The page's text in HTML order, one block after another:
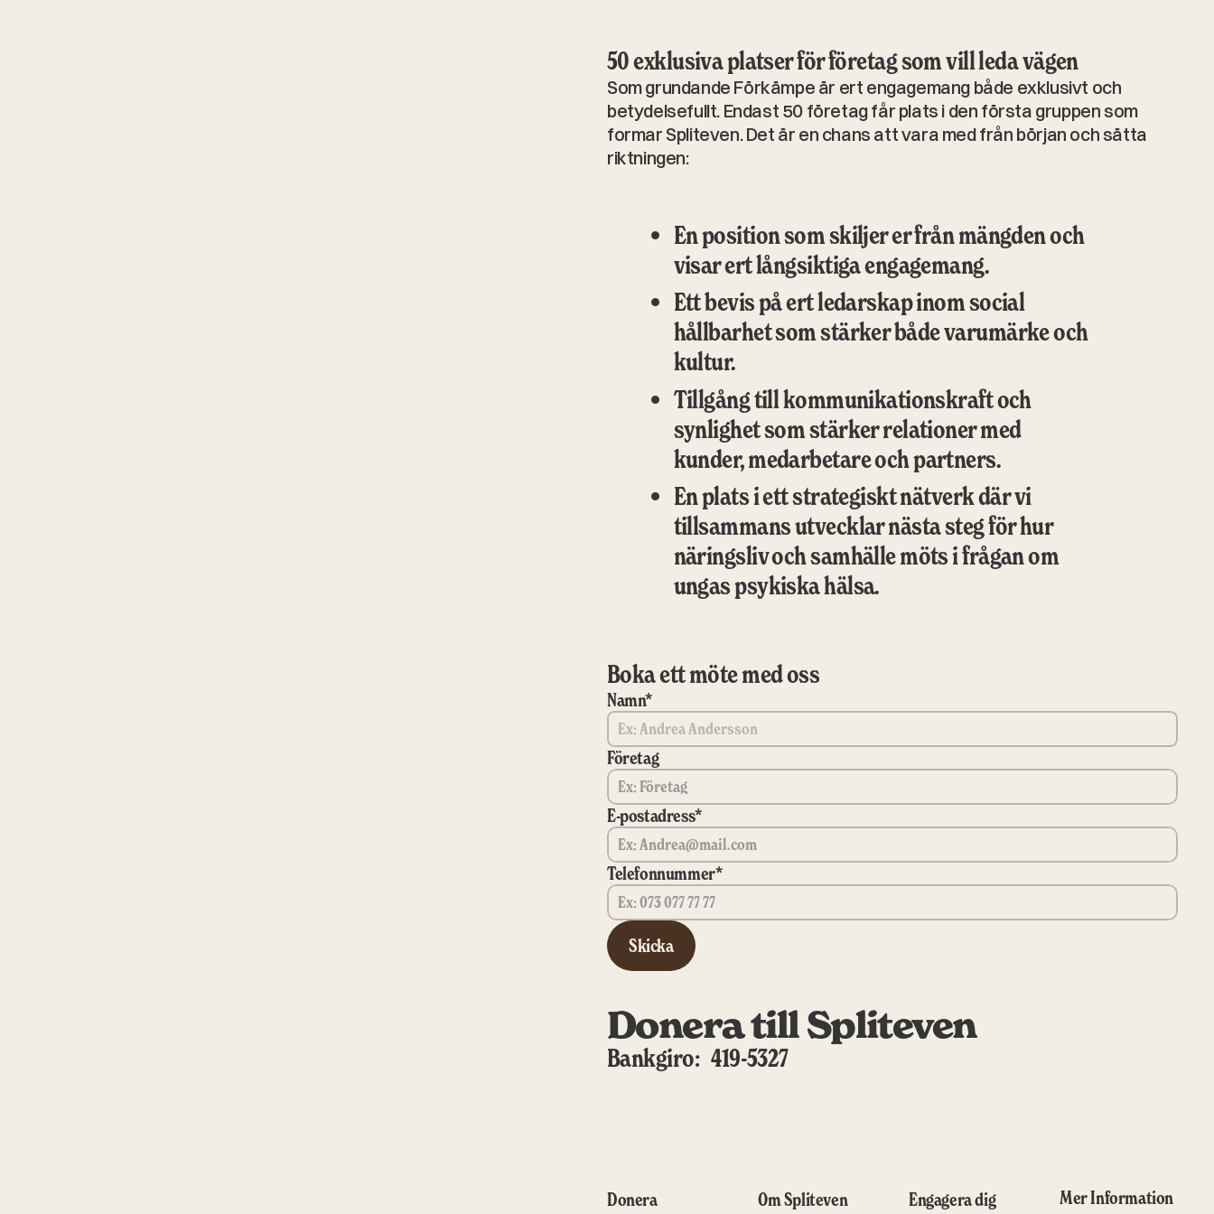
50 exklusiva platser för företag som vill leda vägen
Som grundande Förkämpe är ert engagemang både exklusivt och
betydelsefullt. Endast 50 företag får plats i den första gruppen som
formar Spliteven. Det är en chans att vara med från början och sätta
riktningen:
En position som skiljer er från mängden och
visar ert långsiktiga engagemang.
Ett bevis på ert ledarskap inom social
hållbarhet som stärker både varumärke och
kultur.
Tillgång till kommunikationskraft och
synlighet som stärker relationer med
kunder, medarbetare och partners.
En plats i ett strategiskt nätverk där vi
tillsammans utvecklar nästa steg för hur
näringsliv och samhälle möts i frågan om
ungas psykiska hälsa.
Boka ett möte med oss
Namn*
Företag
E-postadress*
Telefonnummer*
Skicka
Donera till Spliteven
Bankgiro:   419-5327
Donera Om Spliteven Engagera dig Mer Information